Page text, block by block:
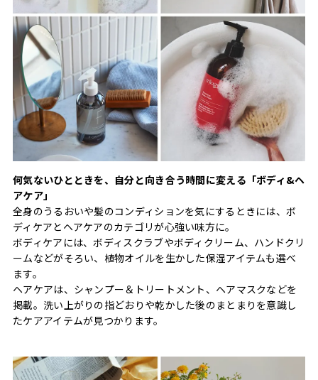
何気ないひとときを、自分と向き合う時間に変える「ボディ&ヘ
アケア」
全身のうるおいや髪のコンディションを気にするときには、ボ
ディケアとヘアケアのカテゴリが心強い味方に。
ボディケアには、ボディスクラブやボディクリーム、ハンドクリ
ームなどがそろい、植物オイルを生かした保湿アイテムも選べ
ます。
ヘアケアは、シャンプー＆トリートメント、ヘアマスクなどを
掲載。洗い上がりの指どおりや乾かした後のまとまりを意識し
たケアアイテムが見つかります。